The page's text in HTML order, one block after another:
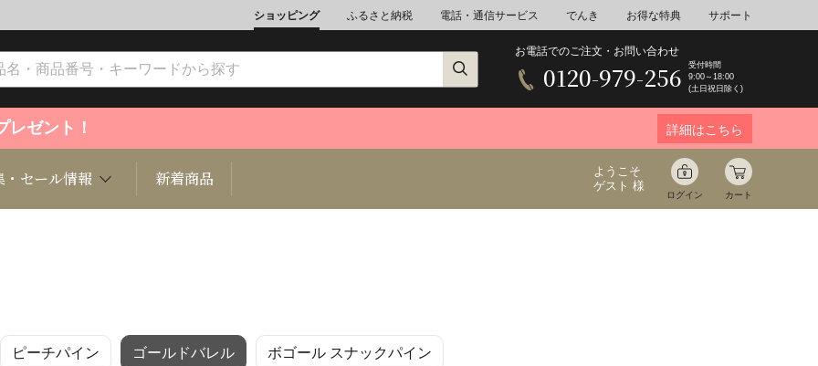
ショッピング ふるさと納税 電話・通信サービス でんき お得な特典 サポート
お電話でのご注文・お問い合わせ
0120-979-256
受付時間
9:00～18:00
(土日祝日除く)
レゼント！ 詳細はこちら
総菜 麺類/つゆ
ョン 定期購読雑誌 書籍
・セール情報 新着商品
ようこそ
ゲスト 様
ログイン カート
ピーチパイン ゴールドバレル ボゴール スナックパイン